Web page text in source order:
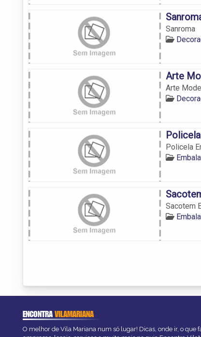
Sanroma
Arte
Arte
Policela
Sacotem
ENCONTRAVILAMARIANA
O melhor de Vila Mariana num só lugar! Dicas, onde ir, o que